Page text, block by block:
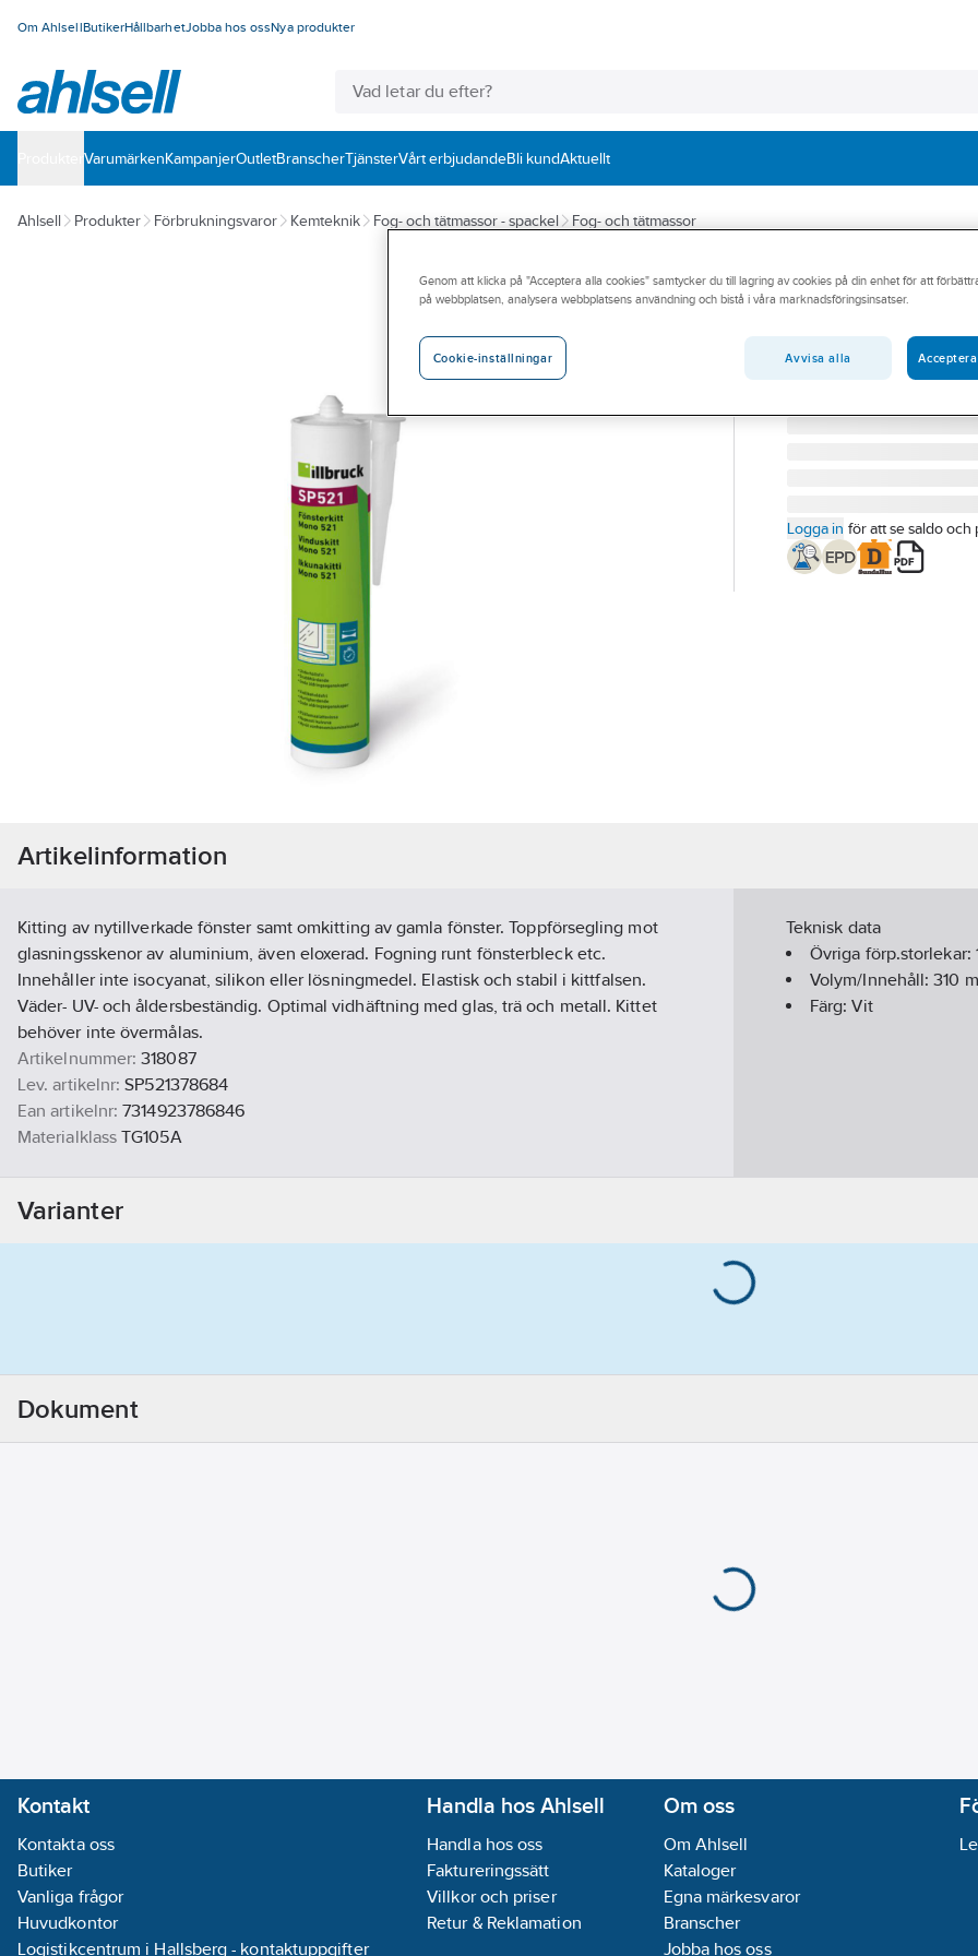
Om AhlsellButikerHållbarhetJobba hos ossNya produkter
VarumärkenKampanjerOutletBranscherTjänsterVårt erbjudandeBli kundAktuellt
Ahlsell Produkter Förbrukningsvaror Kemteknik Fog- och tätmassor - spackel Fog- och tätmassor
ILLBRUCK
Fönsterkitt
FÖNSTERKITT
Artikelnummer:
318087
SP521378684
Logga in för att se saldo och
Artikelinformation
Kitting av nytillverkade fönster samt omkitting av gamla fönster. Toppförsegling mot
glasningsskenor av aluminium, även eloxerad. Fogning runt fönsterbleck etc.
Innehåller inte isocyanat, silikon eller lösningmedel. Elastisk och stabil i kittfalsen.
Väder- UV- och åldersbeständig. Optimal vidhäftning med glas, trä och metall. Kittet
behöver inte övermålas.
Artikelnummer: 318087
Lev. artikelnr: SP521378684
Ean artikelnr: 7314923786846
Materialklass TG105A
Teknisk data
Övriga förp.storlekar:
Volym/Innehåll:310
Färg:Vit
Varianter
Dokument
Kontakt
Kontakta oss
Butiker
Vanliga frågor
Huvudkontor
Logistikcentrum i Hallsberg - kontaktuppgifter
Handla hos Ahlsell
Handla hos oss
Faktureringssätt
Villkor och priser
Retur & Reklamation
Om oss
Om Ahlsell
Kataloger
Egna märkesvaror
Branscher
Jobba hos oss
Genom att klicka på "Acceptera alla cookies" samtycker du till lagring av cookies på din enhet för att
på webbplatsen, analysera webbplatsens användning och bistå i våra marknadsföringsinsatser.
Cookie-inställningar Avvisa alla